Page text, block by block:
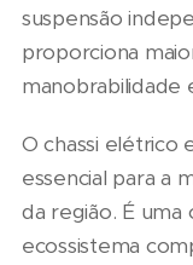
suspensão
proporciona
manobrabilidade
O chassi elétrico
essencial para a
da região. É uma
ecossistema